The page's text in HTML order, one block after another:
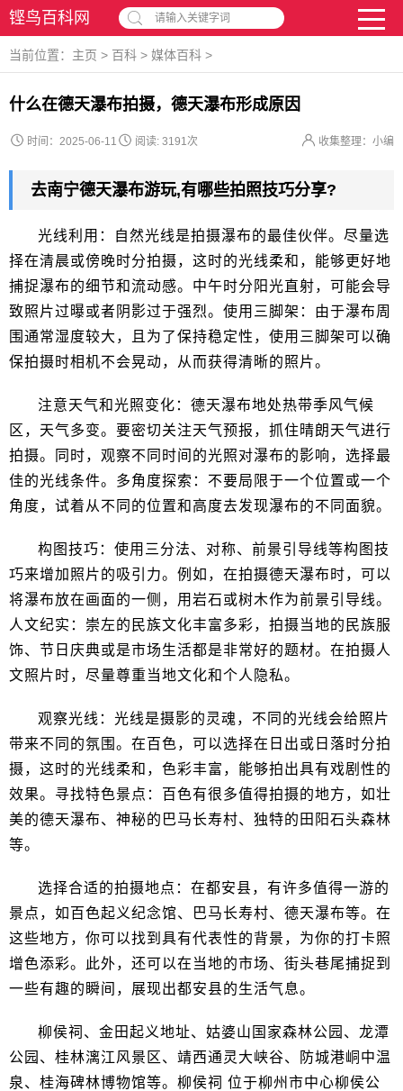
铿鸟百科网 请输入关键字词
当前位置： 主页 > 百科 > 媒体百科 >
什么在德天瀑布拍摄，德天瀑布形成原因
时间：2025-06-11 收集整理：小编
阅读: 3191次
去南宁德天瀑布游玩,有哪些拍照技巧分享?
光线利用：自然光线是拍摄瀑布的最佳伙伴。尽量选
择在清晨或傍晚时分拍摄，这时的光线柔和，能够更好地
捕捉瀑布的细节和流动感。中午时分阳光直射，可能会导
致照片过曝或者阴影过于强烈。使用三脚架：由于瀑布周
围通常湿度较大，且为了保持稳定性，使用三脚架可以确
保拍摄时相机不会晃动，从而获得清晰的照片。
注意天气和光照变化：德天瀑布地处热带季风气候
区，天气多变。要密切关注天气预报，抓住晴朗天气进行
拍摄。同时，观察不同时间的光照对瀑布的影响，选择最
佳的光线条件。多角度探索：不要局限于一个位置或一个
角度，试着从不同的位置和高度去发现瀑布的不同面貌。
构图技巧：使用三分法、对称、前景引导线等构图技
巧来增加照片的吸引力。例如，在拍摄德天瀑布时，可以
将瀑布放在画面的一侧，用岩石或树木作为前景引导线。
人文纪实：崇左的民族文化丰富多彩，拍摄当地的民族服
饰、节日庆典或是市场生活都是非常好的题材。在拍摄人
文照片时，尽量尊重当地文化和个人隐私。
观察光线：光线是摄影的灵魂，不同的光线会给照片
带来不同的氛围。在百色，可以选择在日出或日落时分拍
摄，这时的光线柔和，色彩丰富，能够拍出具有戏剧性的
效果。寻找特色景点：百色有很多值得拍摄的地方，如壮
美的德天瀑布、神秘的巴马长寿村、独特的田阳石头森林
等。
选择合适的拍摄地点：在都安县，有许多值得一游的
景点，如百色起义纪念馆、巴马长寿村、德天瀑布等。在
这些地方，你可以找到具有代表性的背景，为你的打卡照
增色添彩。此外，还可以在当地的市场、街头巷尾捕捉到
一些有趣的瞬间，展现出都安县的生活气息。
柳侯祠、金田起义地址、姑婆山国家森林公园、龙潭
公园、桂林漓江风景区、靖西通灵大峡谷、防城港峒中温
泉、桂海碑林博物馆等。柳侯祠 位于柳州市中心柳侯公